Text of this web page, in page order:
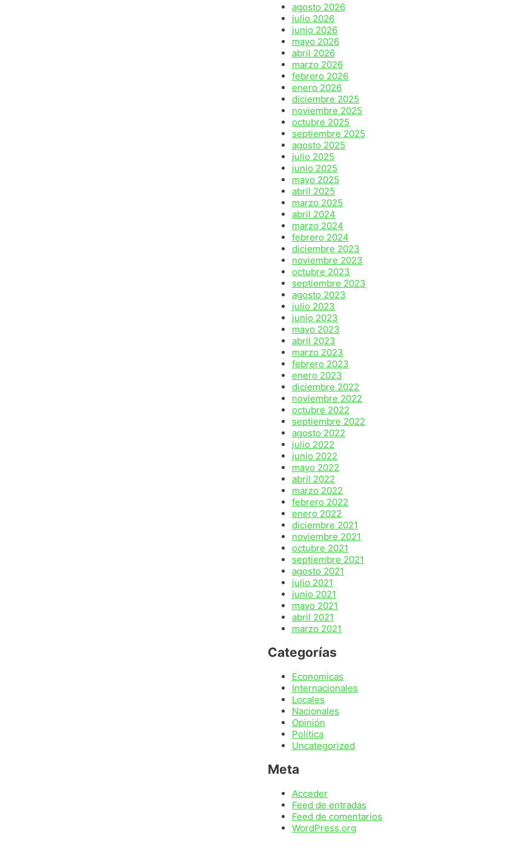
agosto 2026
julio 2026
junio 2026
mayo 2026
abril 2026
marzo 2026
febrero 2026
enero 2026
diciembre 2025
noviembre 2025
octubre 2025
septiembre 2025
agosto 2025
julio 2025
junio 2025
mayo 2025
abril 2025
marzo 2025
abril 2024
marzo 2024
febrero 2024
diciembre 2023
noviembre 2023
octubre 2023
septiembre 2023
agosto 2023
julio 2023
junio 2023
mayo 2023
abril 2023
marzo 2023
febrero 2023
enero 2023
diciembre 2022
noviembre 2022
octubre 2022
septiembre 2022
agosto 2022
julio 2022
junio 2022
mayo 2022
abril 2022
marzo 2022
febrero 2022
enero 2022
diciembre 2021
noviembre 2021
octubre 2021
septiembre 2021
agosto 2021
julio 2021
junio 2021
mayo 2021
abril 2021
marzo 2021
Categorías
Economicas
Internacionales
Locales
Nacionales
Opinión
Política
Uncategorized
Meta
Acceder
Feed de entradas
Feed de comentarios
WordPress.org